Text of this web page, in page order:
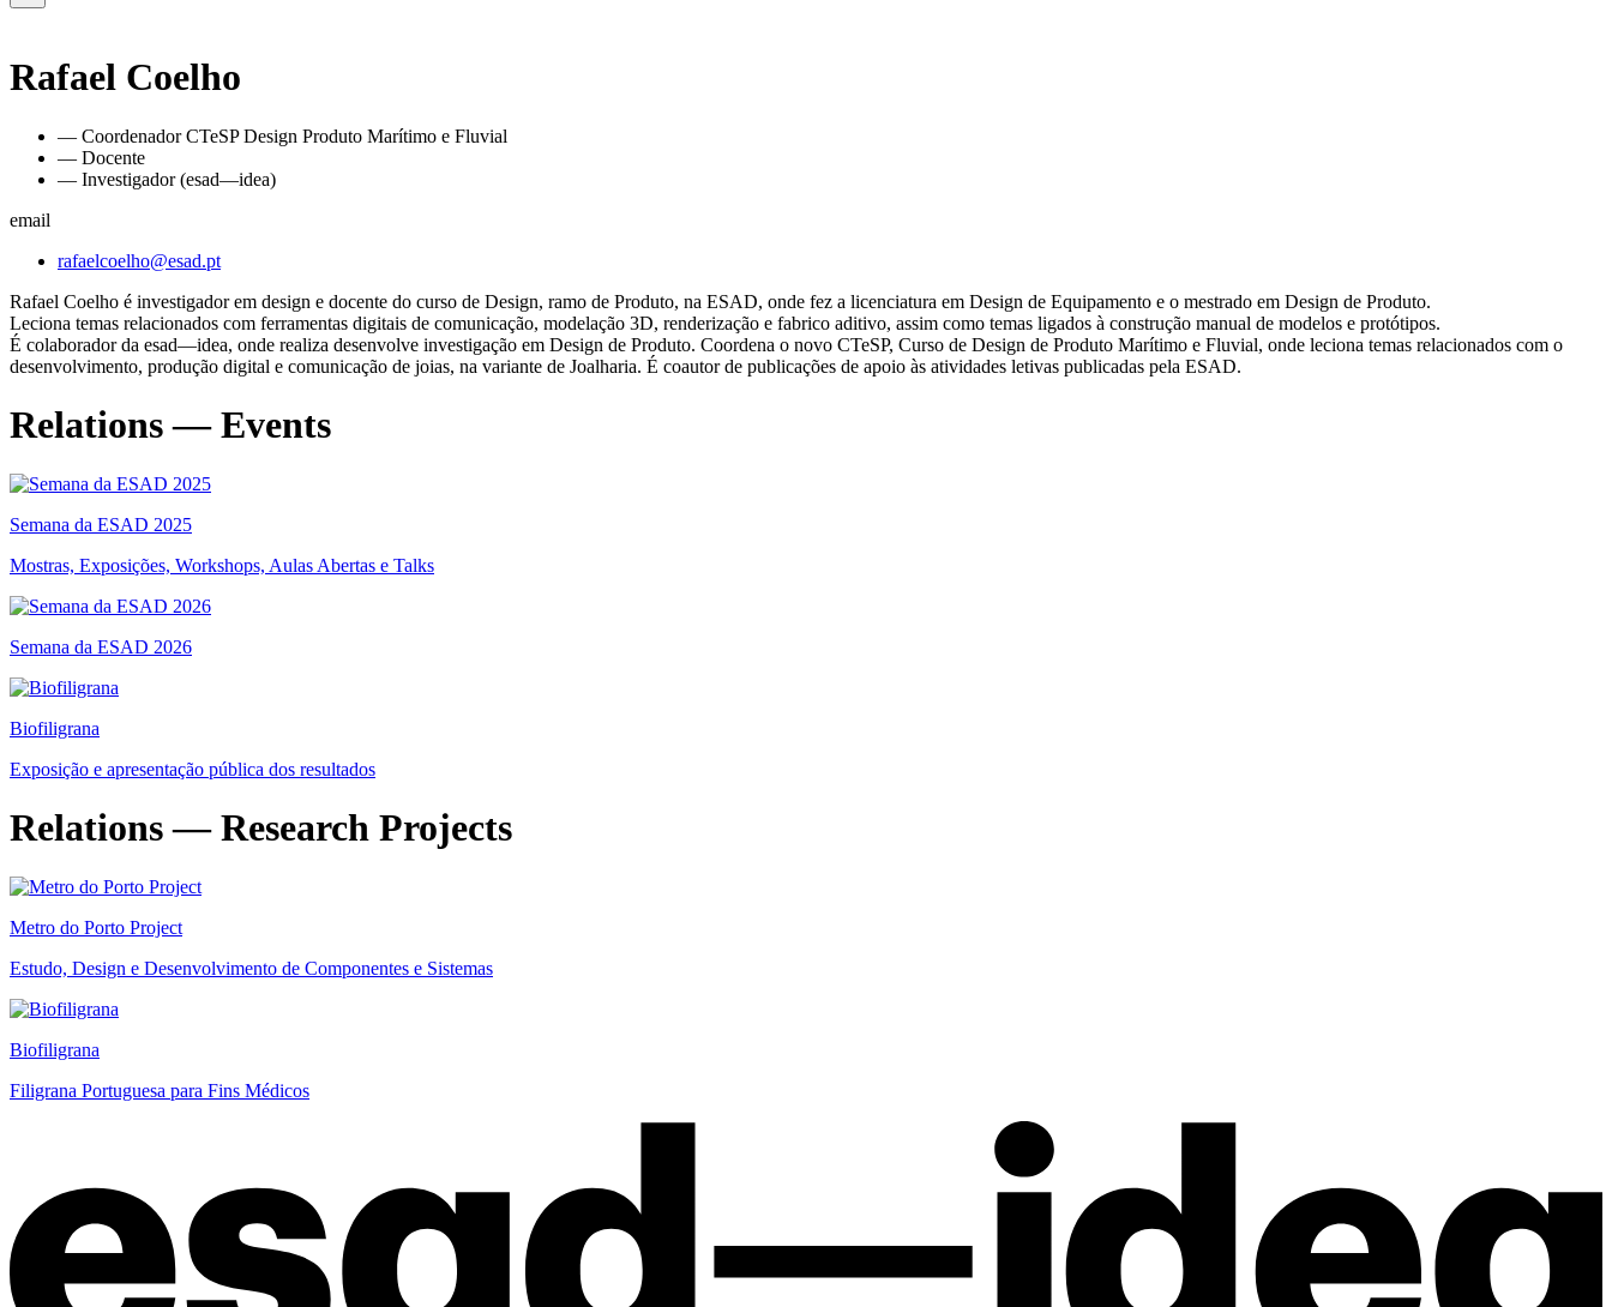
Rafael Coelho
— Coordenador CTeSP Design Produto Marítimo e Fluvial
— Docente
— Investigador (esad—idea)
email
rafaelcoelho@esad.pt
Rafael Coelho é investigador em design e docente do curso de Design, ramo de Produto, na ESAD, onde fez a licenciatura em Design de Equipamento e o mestrado em Design de Produto.
Leciona temas relacionados com ferramentas digitais de comunicação, modelação 3D, renderização e fabrico aditivo, assim como temas ligados à construção manual de modelos e protótipos.
É colaborador da esad—idea, onde realiza desenvolve investigação em Design de Produto. Coordena o novo CTeSP, Curso de Design de Produto Marítimo e Fluvial, onde leciona temas relacionados com o
desenvolvimento, produção digital e comunicação de joias, na variante de Joalharia. É coautor de publicações de apoio às atividades letivas publicadas pela ESAD.
Relations — Events
Semana da ESAD 2025
Mostras, Exposições, Workshops, Aulas Abertas e Talks
Semana da ESAD 2026
Biofiligrana
Exposição e apresentação pública dos resultados
Relations — Research Projects
Metro do Porto Project
Estudo, Design e Desenvolvimento de Componentes e Sistemas
Biofiligrana
Filigrana Portuguesa para Fins Médicos